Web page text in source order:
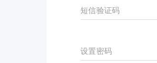
短信验证码
设置密码